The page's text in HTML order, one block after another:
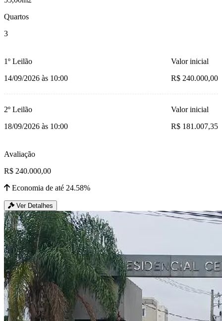
Quartos
3
1º Leilão
14/09/2026 às 10:00
Valor inicial
R$ 240.000,00
2º Leilão
18/09/2026 às 10:00
Valor inicial
R$ 181.007,35
Avaliação
R$ 240.000,00
Economia de até 24.58%
Ver Detalhes